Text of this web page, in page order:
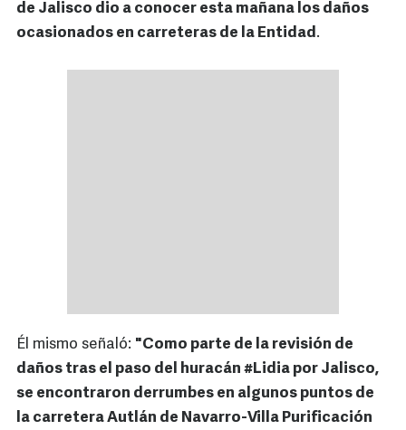
de Jalisco dio a conocer esta mañana los daños
ocasionados en carreteras de la Entidad .
Él mismo señaló: "Como parte de la revisión de
daños tras el paso del huracán #Lidia por Jalisco,
se encontraron derrumbes en algunos puntos de
la carretera Autlán de Navarro-Villa Purificación